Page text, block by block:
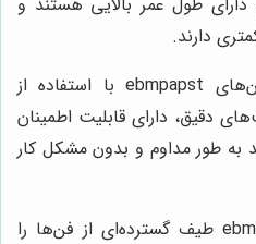
دارند.
فن‌های ebmpapst با استفاده از
دقیق، دارای قابلیت اطمینان
به طور مداوم و بدون مشکل کار
ebmpapst طیف گسترده‌ای از فن‌ها را